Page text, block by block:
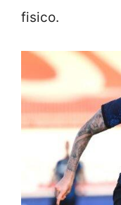
fisico.